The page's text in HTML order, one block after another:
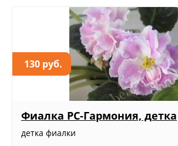
130 руб.
Фиалка РС-Гармония, детка
детка фиалки